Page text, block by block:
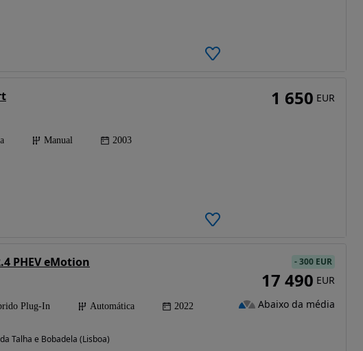
Manual 2003
1 650 EUR
PHEV eMotion
Plug-In Automática 2022
Talha e Bobadela (Lisboa)
-300 EUR
17 490 EUR
Abaixo da média